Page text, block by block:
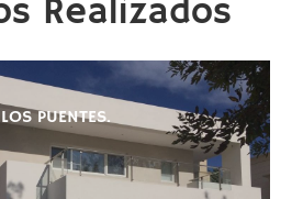
Realizados
PUENTES.